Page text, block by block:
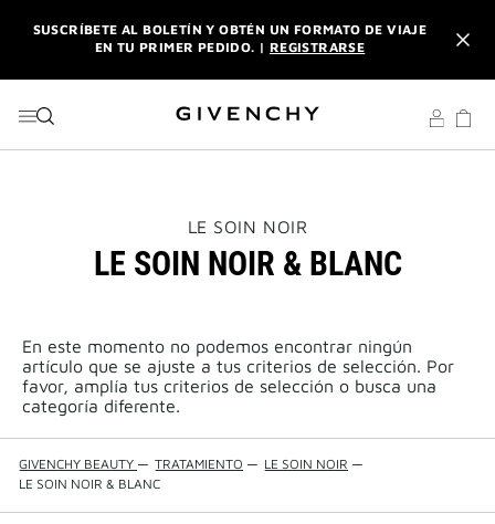
SUSCRÍBETE AL BOLETÍN Y OBTÉN UN FORMATO DE VIAJE
EN TU PRIMER PEDIDO. | REGISTRARSE
DISFRUTA DE ENVÍO URGENTE GRATUITO A PARTIR DE 180
SUSCRÍBETE AL BOLETÍN Y OBTÉN UN FORMATO DE VIAJE
DISFRUTA DE ENVÍO URGENTE GRATUITO A PARTIR DE 180
€ DE COMPRA. DESCUBRE
THIS
WILL
OPEN
LE SOIN NOIR
LE SOIN NOIR & BLANC
En este momento no podemos encontrar ningún
artículo que se ajuste a tus criterios de selección. Por
favor, amplía tus criterios de selección o busca una
categoría diferente.
GIVENCHY BEAUTY — TRATAMIENTO — LE SOIN NOIR —
LE SOIN NOIR & BLANC